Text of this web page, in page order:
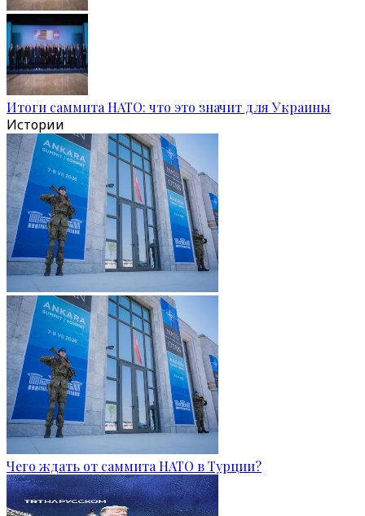
Итоги саммита НАТО: что это значит для Украины
Истории
Чего ждать от саммита НАТО в Турции?